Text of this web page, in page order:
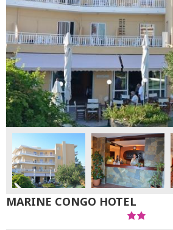
MARINE CONGO HOTEL